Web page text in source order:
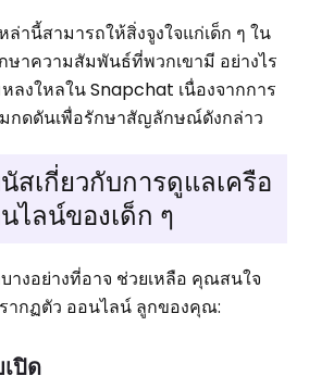
านี้สามารถให้สิ่งจูงใจแก่เด็ก ๆ ใน
ษาความสัมพันธ์ที่พวกเขามี อย่างไร
ลงใหลใน Snapchat เนื่องจากการ
กดดันเพื่อรักษาสัญลักษณ์ดังกล่าว
สเกี่ยวกับการดูแลเครือ
ไลน์ของเด็ก ๆ
างอย่างที่อาจ ช่วยเหลือ คุณสนใจ
ากฏตัว ออนไลน์ ลูกของคุณ:
ปิด